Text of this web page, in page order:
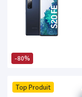
-80%
Top Produit